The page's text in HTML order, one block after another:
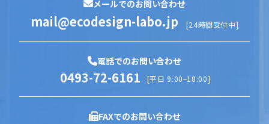
メールでのお問い合わせ
mail@ecodesign-labo.jp [24時間受付中]
電話でのお問い合わせ
0493-72-6161 [平日 9:00–18:00]
FAXでのお問い合わせ